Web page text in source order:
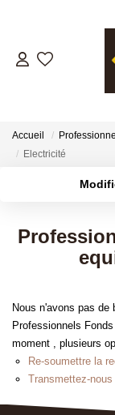
Accueil
Electricité
Type de bien
Créer
Nous n'avons pas de
Professionnels
moment , plusieurs
Re-soumettre la
Transmettez-